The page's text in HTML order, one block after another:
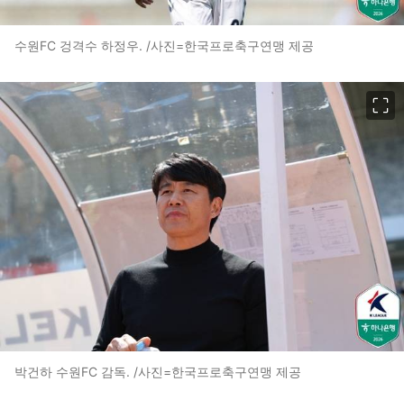
수원FC 겅격수 하정우. /사진=한국프로축구연맹 제공
박건하 수원FC 감독. /사진=한국프로축구연맹 제공